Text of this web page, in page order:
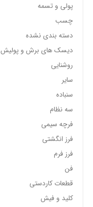
پولی و تسمه
چسب
دسته بندی نشده
دیسک های برش و پولیش
روشنایی
سایر
سنباده
سه نظام
فرچه سیمی
فرز انگشتی
فرز فرم
فن
قطعات کاردستی
کلید و فیش